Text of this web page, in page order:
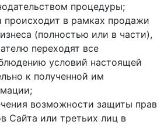
процедуры;
происходит в рамках продажи
(полностью или в части),
переходят все
условий настоящей
к полученной им
возможности защиты прав
Сайта или третьих лиц в